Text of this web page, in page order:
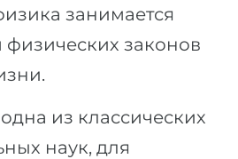
занимается
законов
из классических
наук, для